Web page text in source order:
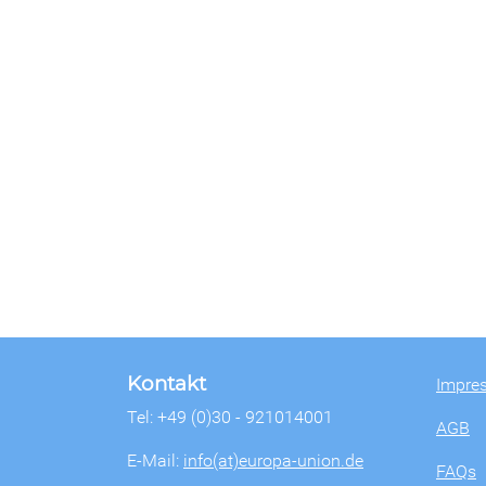
Kontakt
Tel: +49 (0)30 - 921014001
E-Mail: info(at)europa-union.de
AGB
FAQs